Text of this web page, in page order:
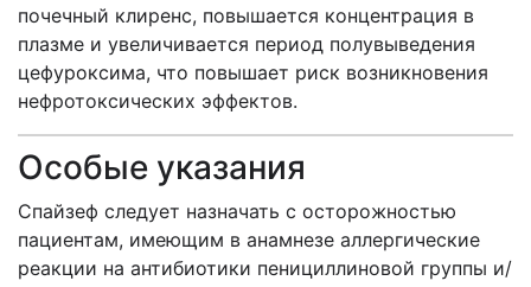
почечный клиренс, повышается концентрация в
плазме и увеличивается период полувыведения
цефуроксима, что повышает риск возникновения
нефротоксических эффектов.
Особые указания
Спайзеф следует назначать с осторожностью
пациентам, имеющим в анамнезе аллергические
реакции на антибиотики пенициллиновой группы и/